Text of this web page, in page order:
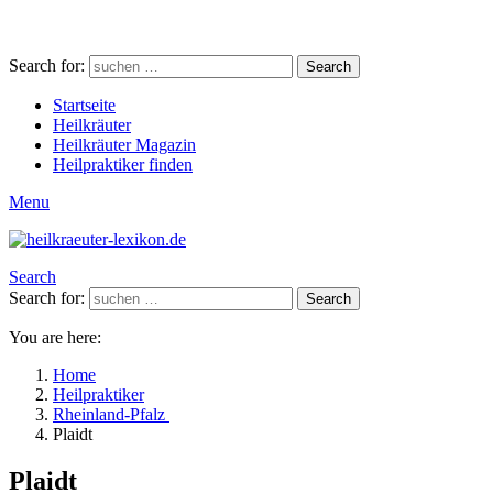
Search for: Search
Startseite
Heilkräuter
Heilkräuter Magazin
Heilpraktiker finden
Menu
Search
Search for:
Search
You are here:
Home
Heilpraktiker
Rheinland-Pfalz
Plaidt
Plaidt